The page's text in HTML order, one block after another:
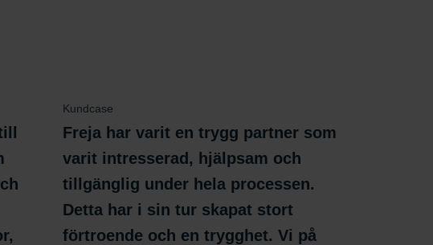
Kundcase
Freja har varit en trygg partner som
varit intresserad, hjälpsam och
tillgänglig under hela processen.
Detta har i sin tur skapat stort
förtroende och en trygghet. Vi på